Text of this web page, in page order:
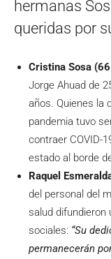
hermanas
queridas por
Cristina Sosa
Jorge Ahuad de
años. Quienes la
pandemia tuvo
contraer COVID-
estado al borde
Raquel
del personal del
salud difundieron
sociales: “Su
permanecerán